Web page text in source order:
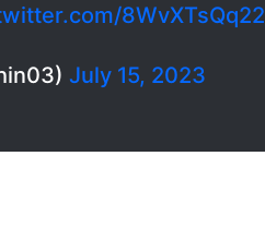
8WvXTsQq22
July 15, 2023